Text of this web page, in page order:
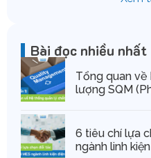
Bài đọc nhiều nhất
Tổng quan về
lượng SQM
6 tiêu chí lựa
ngành linh